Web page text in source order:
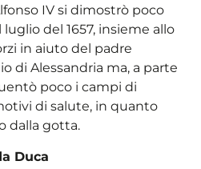
IV si dimostrò poco
del 1657, insieme allo
in aiuto del padre
di Alessandria ma, a parte
poco i campi di
di salute, in quanto
dalla gotta.
Duca